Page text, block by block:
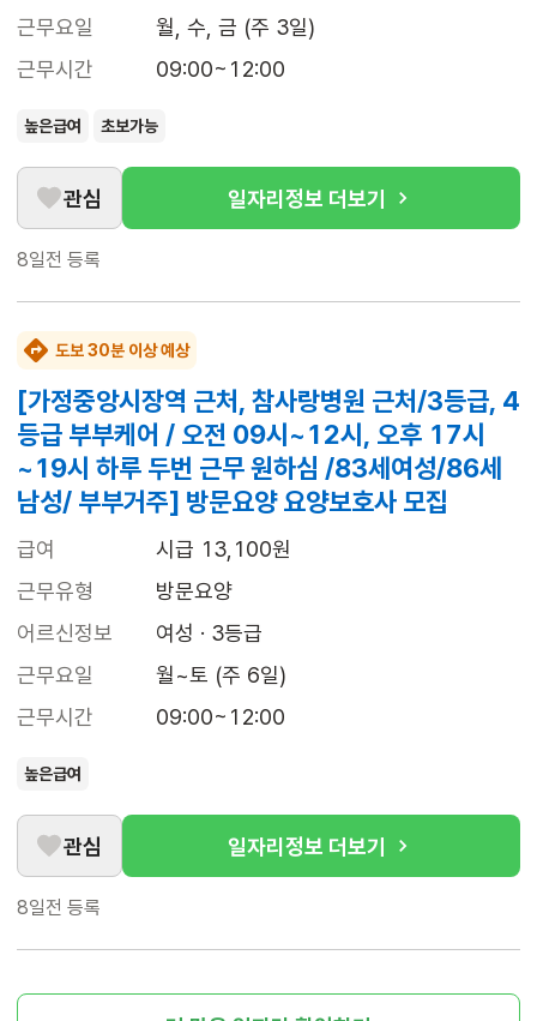
근무요일
월, 수, 금 (주 3일)
근무시간
09:00~12:00
높은급여 초보가능
관심 일자리정보 더보기
8일전 등록
도보 30분 이상 예상
[가정중앙시장역 근처, 참사랑병원 근처/3등급, 4
등급 부부케어 / 오전 09시~12시, 오후 17시
~19시 하루 두번 근무 원하심 /83세여성/86세
남성/ 부부거주] 방문요양 요양보호사 모집
급여
시급 13,100원
근무유형
방문요양
어르신정보
여성 · 3등급
근무요일
월~토 (주 6일)
근무시간
09:00~12:00
높은급여
관심 일자리정보 더보기
8일전 등록